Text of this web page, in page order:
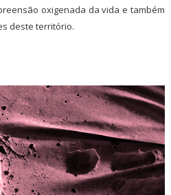
oxigenada da vida e também
deste território.